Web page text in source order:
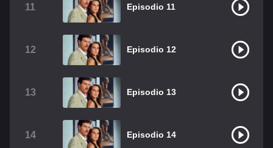
11 Episodio 11
12 Episodio 12
13 Episodio 13
14 Episodio 14